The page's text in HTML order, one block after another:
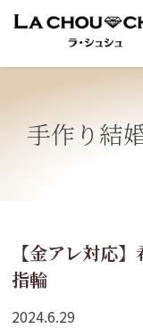
手作り結
【金アレ対応
指輪
2024.6.29